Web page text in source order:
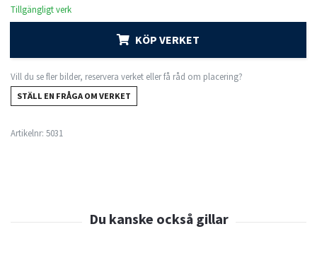
Tillgängligt verk
KÖP VERKET
Vill du se fler bilder, reservera verket eller få råd om placering?
STÄLL EN FRÅGA OM VERKET
Artikelnr: 5031